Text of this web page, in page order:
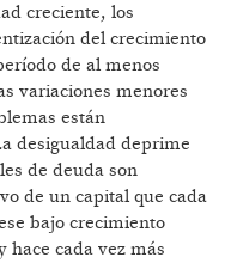
creciente, los
del crecimiento
de al menos
variaciones menores
están
desigualdad deprime
de deuda son
de un capital que cada
bajo crecimiento
cada vez más